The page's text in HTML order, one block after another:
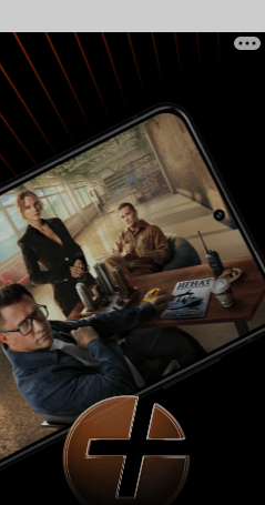
фильма
в
К-19 и это
подводниках
то родным
велел. Так что
был
ходе учений
на мину времён
чего
на дно на
моряки и один
выжить в
и хоть как-то
флешбеками из
их поисков на
и своих
вырезать все
к самой
окажется